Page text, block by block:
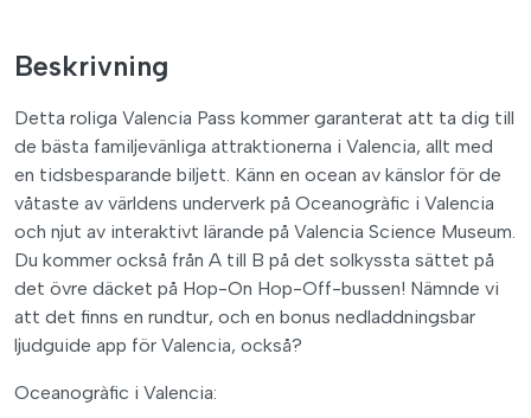
Beskrivning
Detta roliga Valencia Pass kommer garanterat att ta dig till
de bästa familjevänliga attraktionerna i Valencia, allt med
en tidsbesparande biljett. Känn en ocean av känslor för de
våtaste av världens underverk på Oceanogràfic i Valencia
och njut av interaktivt lärande på Valencia Science Museum.
Du kommer också från A till B på det solkyssta sättet på
det övre däcket på Hop-On Hop-Off-bussen! Nämnde vi
att det finns en rundtur, och en bonus nedladdningsbar
ljudguide app för Valencia, också?
Oceanogràfic i Valencia: